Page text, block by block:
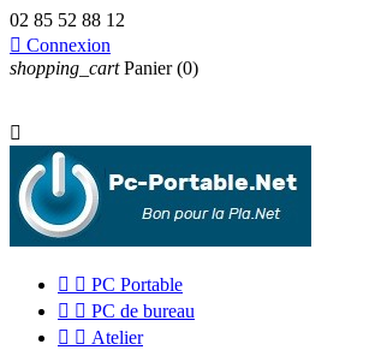
02 85 52 88 12
 Connexion
shopping_cart Panier (0)

  PC Portable
  PC de bureau
  Atelier